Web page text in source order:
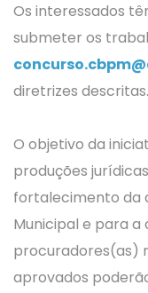
Os interessados
submeter os
diretrizes descritas.
O objetivo da
produções
fortalecimento da
Municipal e para
procuradores(as)
aprovados